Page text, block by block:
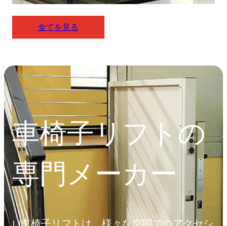
全てを見る
車椅子リフトの
専門メーカー
LJ車椅子リフトは、様々な空間でのアクセシ